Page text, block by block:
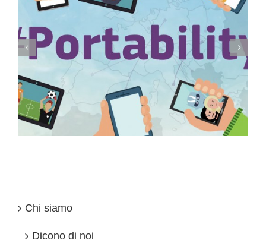
Conservazione elettronica documenti a rilevanza
tributaria: termini
Chi siamo
Dicono di noi